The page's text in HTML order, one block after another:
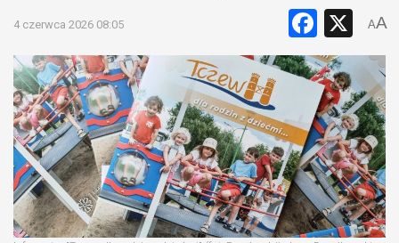
4 czerwca 2026 08:05 X
AA